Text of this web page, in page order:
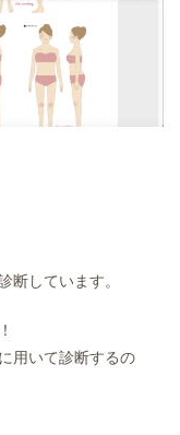
断しています。
用いて診断するの